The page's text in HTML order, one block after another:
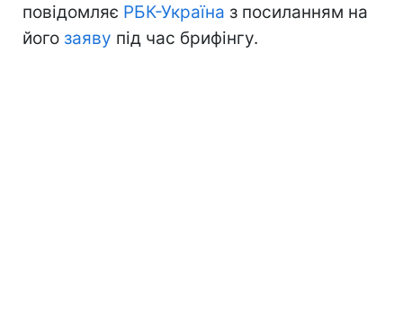
повідомляє РБК-Україна з посиланням на
його заяву під час брифінгу.